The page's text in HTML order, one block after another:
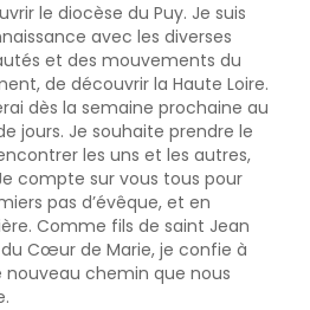
le diocèse du Puy. Je suis
avec les diverses
et des mouvements du
de découvrir la Haute Loire.
dès la semaine prochaine au
jours. Je souhaite prendre le
les uns et les autres,
compte sur vous tous pour
pas d’évêque, et en
Comme fils de saint Jean
Cœur de Marie, je confie à
nouveau chemin que nous